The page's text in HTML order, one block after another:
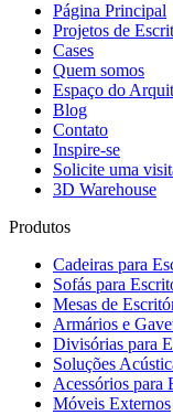
Página Principal
Projetos de
Cases
Quem somos
Espaço do
Blog
Contato
Inspire-se
Solicite uma
3D Warehouse
Produtos
Cadeiras para
Sofás para
Mesas de
Armários e
Divisórias para
Soluções
Acessórios para
Móveis Externos